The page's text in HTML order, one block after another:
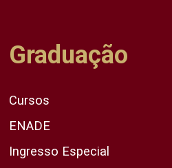
Graduação
Cursos
ENADE
Ingresso Especial